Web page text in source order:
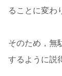
ることに変わ
そのため，無
するように説